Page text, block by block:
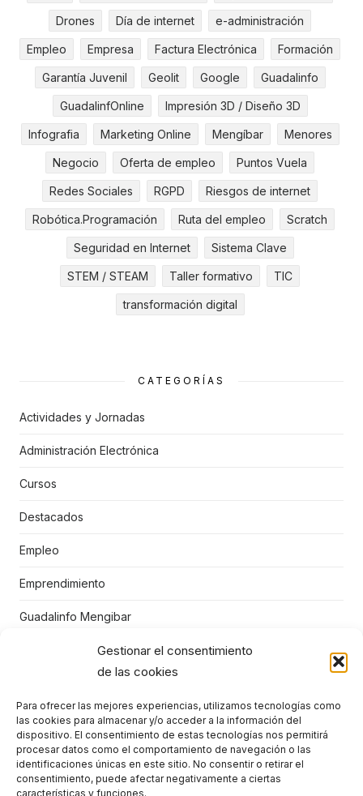
Gestionar el consentimiento
de las cookies
Para ofrecer las mejores experiencias, utilizamos tecnologías como
las cookies para almacenar y/o acceder a la información del
dispositivo. El consentimiento de estas tecnologías nos permitirá
procesar datos como el comportamiento de navegación o las
identificaciones únicas en este sitio. No consentir o retirar el
consentimiento, puede afectar negativamente a ciertas
características y funciones.
Drones Día de internet e-administración
Empleo Empresa Factura Electrónica Formación
Garantía Juvenil Geolit Google Guadalinfo
GuadalinfOnline Impresión 3D / Diseño 3D
Infografia Marketing Online Mengíbar Menores
Negocio Oferta de empleo Puntos Vuela
Redes Sociales RGPD Riesgos de internet
Robótica.Programación Ruta del empleo Scratch
Seguridad en Internet Sistema Clave
STEM / STEAM Taller formativo TIC
transformación digital
CATEGORÍAS
Actividades y Jornadas
Administración Electrónica
Cursos
Destacados
Empleo
Emprendimiento
Guadalinfo Mengibar
Juegos educativos
Niños
Punto Vuela Mengíbar
STEM